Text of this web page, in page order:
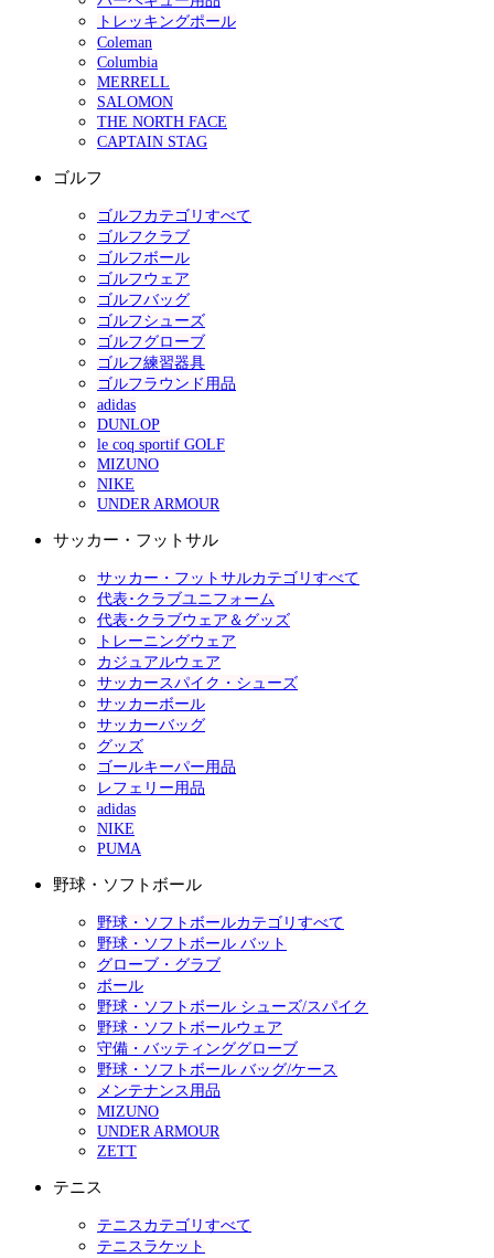
トレッキングポール
Coleman
Columbia
MERRELL
SALOMON
THE NORTH FACE
CAPTAIN STAG
ゴルフ
ゴルフカテゴリすべて
ゴルフクラブ
ゴルフボール
ゴルフウェア
ゴルフバッグ
ゴルフシューズ
ゴルフグローブ
ゴルフ練習器具
ゴルフラウンド用品
adidas
DUNLOP
le coq sportif GOLF
MIZUNO
NIKE
UNDER ARMOUR
サッカー・フットサル
サッカー・フットサルカテゴリすべて
代表･クラブユニフォーム
代表･クラブウェア＆グッズ
トレーニングウェア
カジュアルウェア
サッカースパイク・シューズ
サッカーボール
サッカーバッグ
グッズ
ゴールキーパー用品
レフェリー用品
adidas
NIKE
PUMA
野球・ソフトボール
野球・ソフトボールカテゴリすべて
野球・ソフトボール バット
グローブ・グラブ
ボール
野球・ソフトボール シューズ/スパイク
野球・ソフトボールウェア
守備・バッティンググローブ
野球・ソフトボール バッグ/ケース
メンテナンス用品
MIZUNO
UNDER ARMOUR
ZETT
テニス
テニスカテゴリすべて
テニスラケット